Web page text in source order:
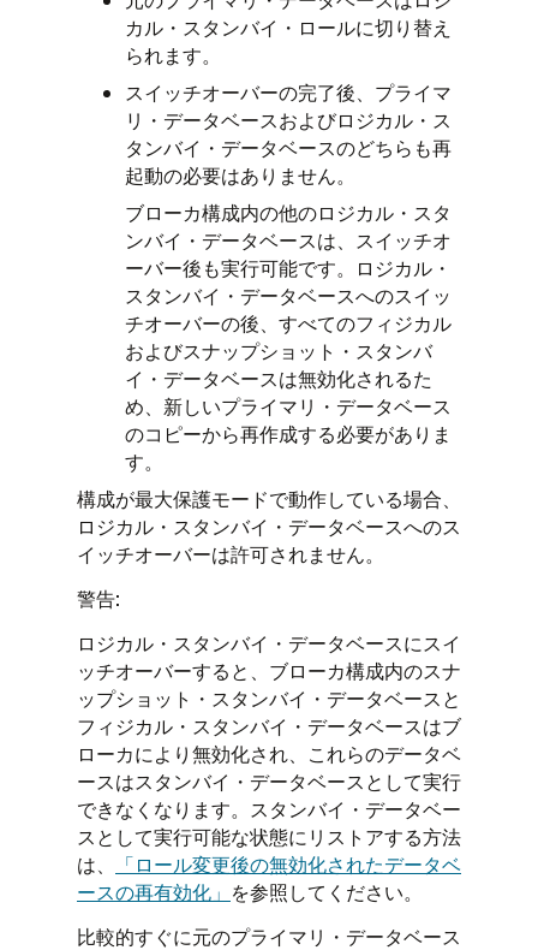
カル・スタンバイ・ロールに切り替え
られます。
スイッチオーバーの完了後、プライマ
リ・データベースおよびロジカル・ス
タンバイ・データベースのどちらも再
起動の必要はありません。
ブローカ構成内の他のロジカル・スタ
ンバイ・データベースは、スイッチオ
ーバー後も実行可能です。ロジカル・
スタンバイ・データベースへのスイッ
チオーバーの後、すべてのフィジカル
およびスナップショット・スタンバ
イ・データベースは無効化されるた
め、新しいプライマリ・データベース
のコピーから再作成する必要がありま
す。
構成が最大保護モードで動作している場合、
ロジカル・スタンバイ・データベースへのス
イッチオーバーは許可されません。
警告:
ロジカル・スタンバイ・データベースにスイ
ッチオーバーすると、ブローカ構成内のスナ
ップショット・スタンバイ・データベースと
フィジカル・スタンバイ・データベースはブ
ローカにより無効化され、これらのデータベ
ースはスタンバイ・データベースとして実行
できなくなります。スタンバイ・データベー
スとして実行可能な状態にリストアする方法
は、
「ロール変更後の無効化されたデータベ
ースの再有効化」 を参照してください。
比較的すぐに元のプライマリ・データベース